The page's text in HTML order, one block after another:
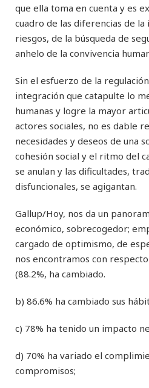
que ella toma en cuenta y es
cuadro de las diferencias de
riesgos, de la búsqueda de
anhelo de la convivencia
Sin el esfuerzo de la
integración que catapulte lo
humanas y logre la mayor
actores sociales, no es dable
necesidades y deseos de una
cohesión social y el ritmo del
se anulan y las dificultades,
disfuncionales, se agigantan.
Gallup/Hoy, nos da un
económico, sobrecogedor;
cargado de optimismo, de
nos encontramos con
(88.2%, ha cambiado.
b) 86.6% ha cambiado sus
c) 78% ha tenido un impacto
d) 70% ha variado el
compromisos;